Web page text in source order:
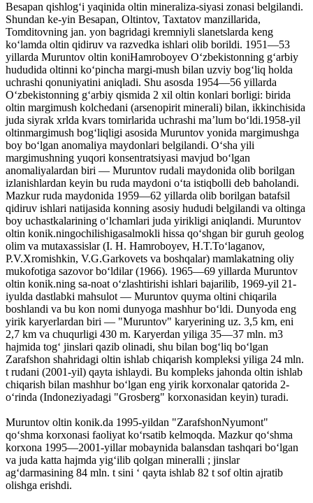
Besapan qishlogʻi yaqinida oltin mineraliza-siyasi zonasi belgilandi.
Shundan ke-yin Besapan, Oltintov, Taxtatov manzillarida,
Tomditovning jan. yon bagridagi kremniyli slanetslarda keng
koʻlamda oltin qidiruv va razvedka ishlari olib borildi. 1951—53
yillarda Muruntov oltin koniHamroboyev Oʻzbekistonning gʻarbiy
hududida oltinni koʻpincha margi-mush bilan uzviy bogʻliq holda
uchrashi qonuniyatini aniqladi. Shu asosda 1954—56 yillarda
Oʻzbekistonning gʻarbiy qismida 2 xil oltin konlari borligi: birida
oltin margimush kolchedani (arsenopirit minerali) bilan, ikkinchisida
juda siyrak xrlda kvars tomirlarida uchrashi maʼlum boʻldi.1958-yil
oltinmargimush bogʻliqligi asosida Muruntov yonida margimushga
boy boʻlgan anomaliya maydonlari belgilandi. Oʻsha yili
margimushning yuqori konsentratsiyasi mavjud boʻlgan
anomaliyalardan biri — Muruntov rudali maydonida olib borilgan
izlanishlardan keyin bu ruda maydoni oʻta istiqbolli deb baholandi.
Mazkur ruda maydonida 1959—62 yillarda olib borilgan batafsil
qidiruv ishlari natijasida konning asosiy hududi belgilandi va oltinga
boy uchastkalarining oʻlchamlari juda yirikligi aniqlandi. Muruntov
oltin konik.ningochilishigasalmokli hissa qoʻshgan bir guruh geolog
olim va mutaxassislar (I. H. Hamroboyev, H.T.Toʻlaganov,
P.V.Xromishkin, V.G.Garkovets va boshqalar) mamlakatning oliy
mukofotiga sazovor boʻldilar (1966). 1965—69 yillarda Muruntov
oltin konik.ning sa-noat oʻzlashtirishi ishlari bajarilib, 1969-yil 21-
iyulda dastlabki mahsulot — Muruntov quyma oltini chiqarila
boshlandi va bu kon nomi dunyoga mashhur boʻldi. Dunyoda eng
yirik karyerlardan biri — "Muruntov" karyerining uz. 3,5 km, eni
2,7 km va chuqurligi 430 m. Karyerdan yiliga 35—37 mln. m3
hajmida togʻ jinslari qazib olinadi, shu bilan bogʻliq boʻlgan
Zarafshon shahridagi oltin ishlab chiqarish kompleksi yiliga 24 mln.
t rudani (2001-yil) qayta ishlaydi. Bu kompleks jahonda oltin ishlab
chiqarish bilan mashhur boʻlgan eng yirik korxonalar qatorida 2-
oʻrinda (Indoneziyadagi "Grosberg" korxonasidan keyin) turadi.
Muruntov oltin konik.da 1995-yildan "ZarafshonNyumont"
qoʻshma korxonasi faoliyat koʻrsatib kelmoqda. Mazkur qoʻshma
korxona 1995—2001-yillar mobaynida balansdan tashqari boʻlgan
va juda katta hajmda yigʻilib qolgan mineralli ; jinslar
agʻdarmasining 84 mln. t sini ʻ qayta ishlab 82 t sof oltin ajratib
olishga erishdi.